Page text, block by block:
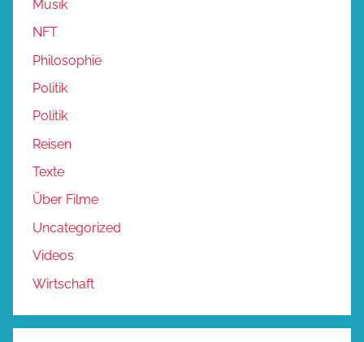
Musik
NFT
Philosophie
Politik
Politik
Reisen
Texte
Über Filme
Uncategorized
Videos
Wirtschaft